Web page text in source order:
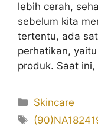
lebih cerah,
sebelum kita
tertentu, ada
perhatikan,
produk. Saat
Kategori
Skincare
Tag